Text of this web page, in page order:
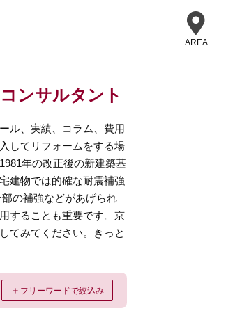
AREA
ンサルタント
ル、実績、コラム、費用
してリフォームをする場
年の改正後の新建築基
建物では的確な耐震補強
の補強などがあげられ
することも重要です。京
てみてください。きっと
＋ フリーワードで絞込み